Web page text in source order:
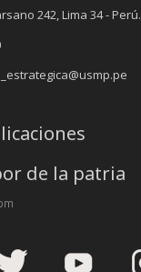
242, Lima 34 - Perú.
de la patria